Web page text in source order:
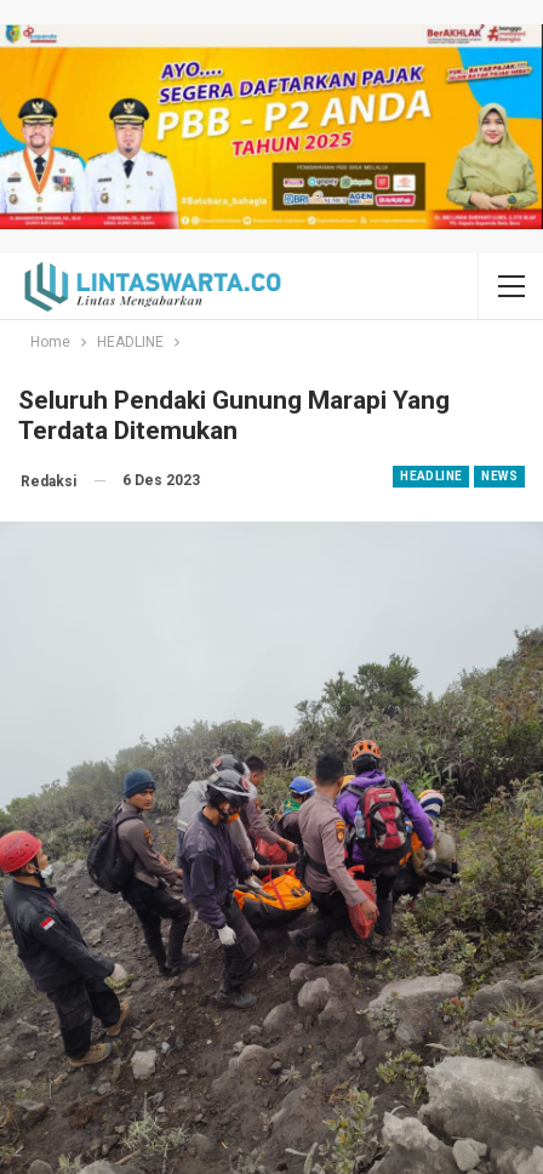
Home HEADLINE
Seluruh Pendaki Gunung Marapi Yang
Terdata Ditemukan
HEADLINE NEWS
Redaksi 6 Des 2023